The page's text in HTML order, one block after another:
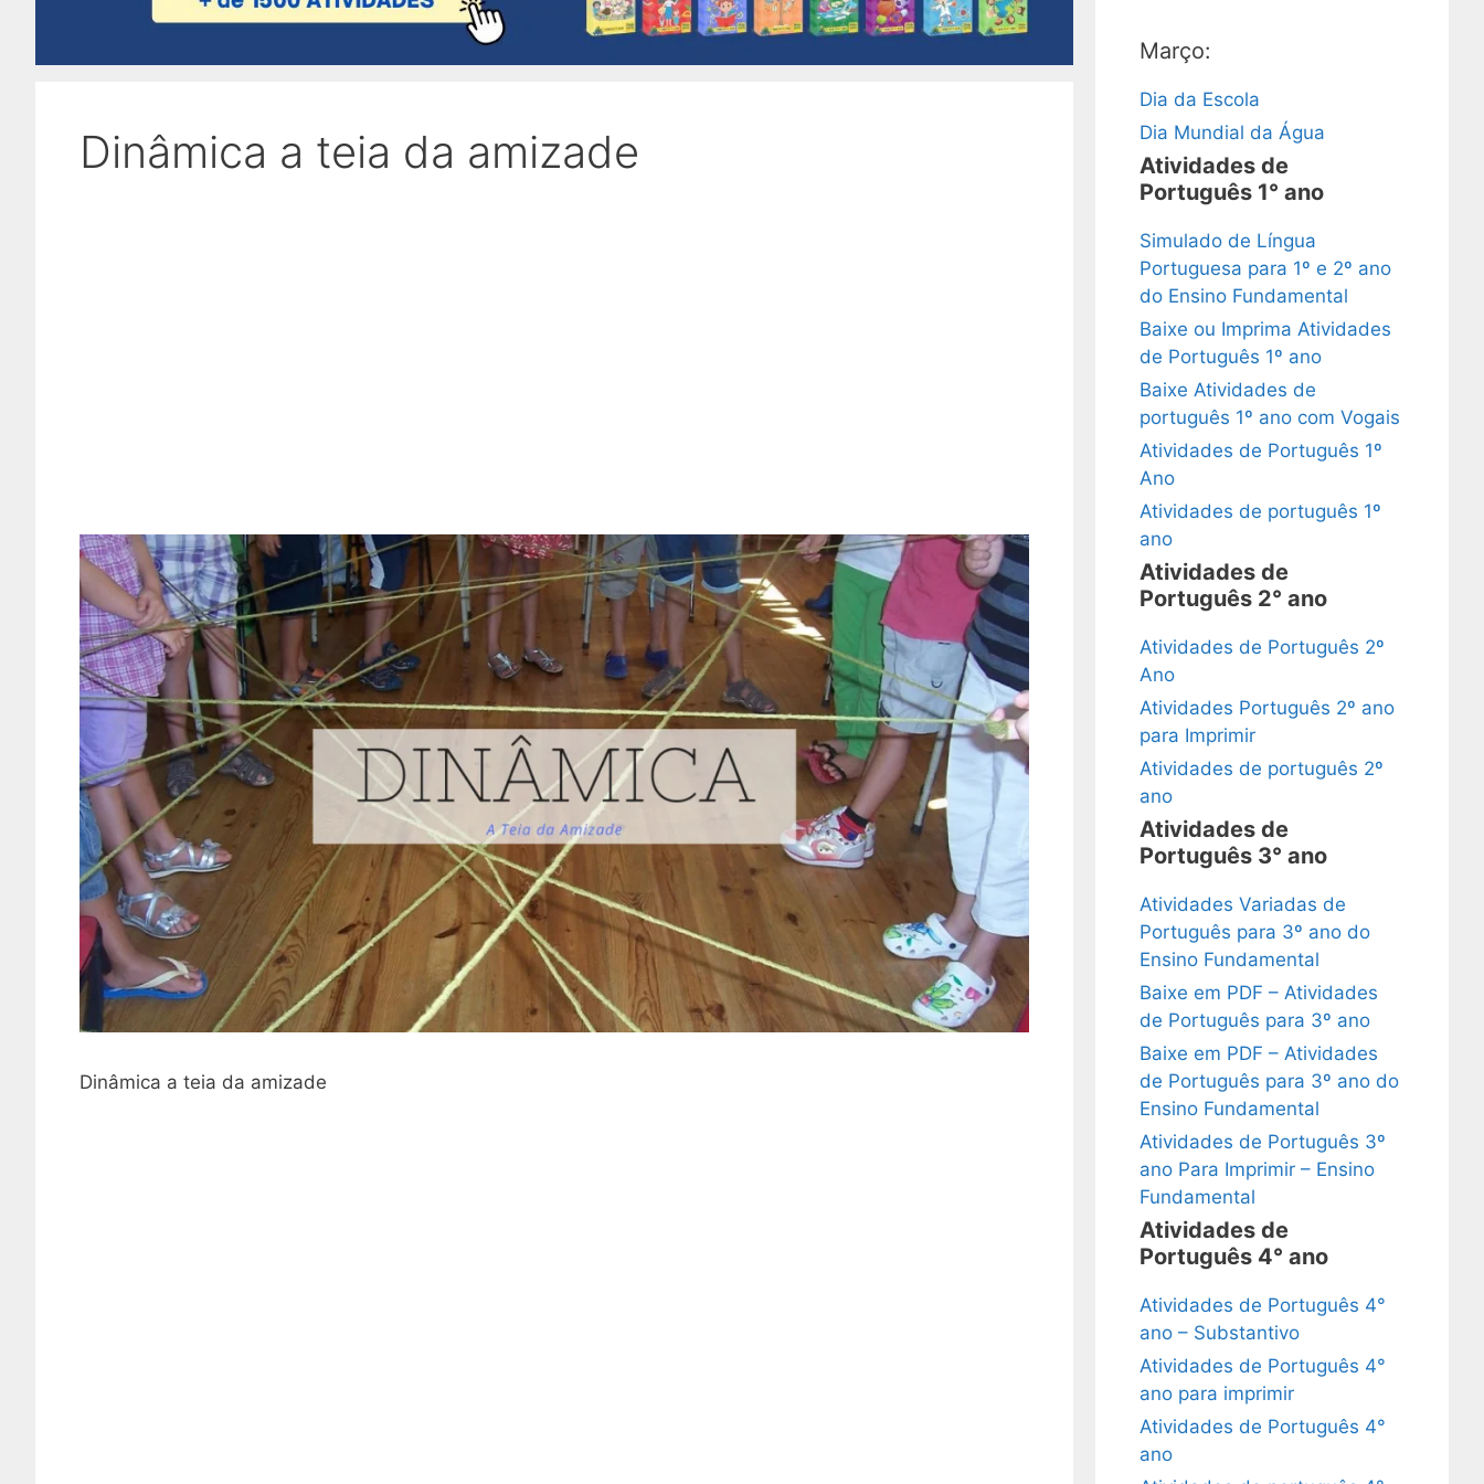
Dinâmica a teia da amizade
Dinâmica a teia da amizade
Março:
Dia da Escola
Dia Mundial da Água
Atividades de
Português 1° ano
Simulado de Língua
Portuguesa para 1º e 2º ano
do Ensino Fundamental
Baixe ou Imprima Atividades
de Português 1º ano
Baixe Atividades de
português 1º ano com Vogais
Atividades de Português 1º
Ano
Atividades de português 1º
ano
Atividades de
Português 2° ano
Atividades de Português 2º
Ano
Atividades Português 2º ano
para Imprimir
Atividades de português 2º
ano
Atividades de
Português 3° ano
Atividades Variadas de
Português para 3º ano do
Ensino Fundamental
Baixe em PDF – Atividades
de Português para 3º ano
Baixe em PDF – Atividades
de Português para 3º ano do
Ensino Fundamental
Atividades de Português 3º
ano Para Imprimir – Ensino
Fundamental
Atividades de
Português 4° ano
Atividades de Português 4°
ano – Substantivo
Atividades de Português 4°
ano para imprimir
Atividades de Português 4°
ano